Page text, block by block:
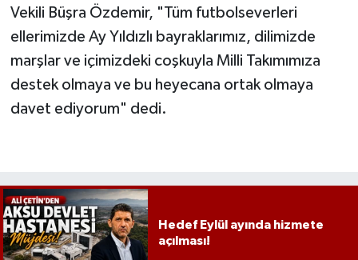
Vekili Büşra Özdemir, "Tüm futbolseverleri
ellerimizde Ay Yıldızlı bayraklarımız, dilimizde
marşlar ve içimizdeki coşkuyla Milli Takımımıza
destek olmaya ve bu heyecana ortak olmaya
davet ediyorum" dedi.
Hedef Eylül ayında hizmete
açılması!